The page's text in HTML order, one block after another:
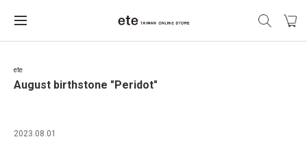
ete
August birthstone "Peridot"
2023.08.01